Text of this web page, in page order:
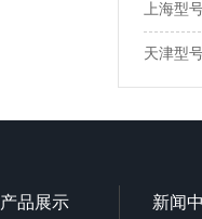
上海型
天津型
产品展示 新闻